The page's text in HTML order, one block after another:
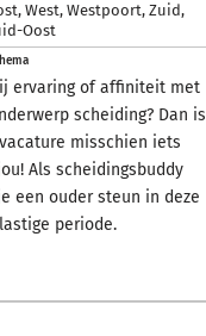
,West,Westpoort,Zuid,
Oost
ervaring of affiniteit met
scheiding? Dan is
misschien iets
Als scheidingsbuddy
een ouder steun in deze
periode.